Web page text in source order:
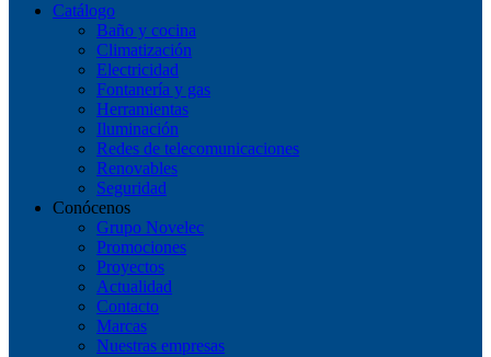
Catálogo
Baño y cocina
Climatización
Electricidad
Fontanería y gas
Herramientas
Iluminación
Redes de telecomunicaciones
Renovables
Seguridad
Conócenos
Grupo Novelec
Promociones
Proyectos
Actualidad
Contacto
Marcas
Nuestras empresas